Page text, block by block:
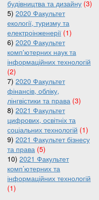
будівництва та дизайну (3)
5) 2020 Факультет
екології, туризму та
електроінженерії (1)
6) 2020 Факультет
комп'ютерних наук та
інформаційних технологій
(2)
7) 2020 Факультет
фінансів, обліку,
лінгвістики та права (3)
8) 2021 Факультет
цифрових, освітніх та
соціальних технологій (1)
9) 2021 Факультет бізнесу
та права (5)
10) 2021 Факультет
комп’ютерних та
інформаційних технологій
(1)